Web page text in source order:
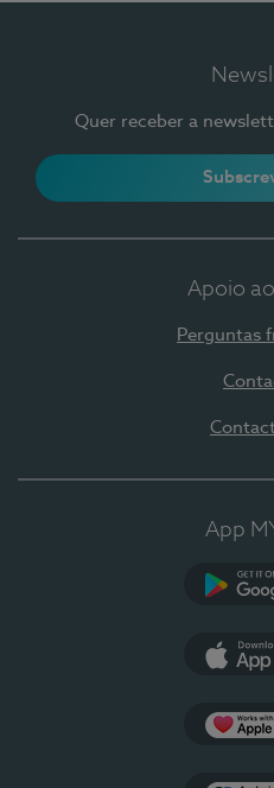
Quer receber a
Apoio
Perguntas
App